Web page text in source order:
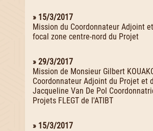
» 15/3/2017
Mission du Coordonnateur Adjoint
focal zone centre-nord du Projet
» 29/3/2017
Mission de Monsieur Gilbert
Coordonnateur Adjoint du Projet et
Jacqueline Van De Pol
Projets FLEGT de l'ATIBT
» 15/3/2017